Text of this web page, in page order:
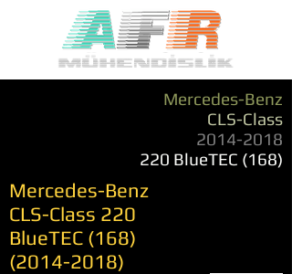
Mercedes-Benz
CLS-Class
2014-2018
220 BlueTEC (168)
Mercedes-Benz
CLS-Class 220
BlueTEC (168)
(2014-2018)